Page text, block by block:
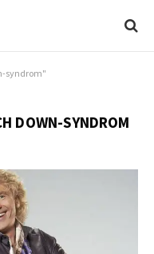
syndrom"
DOWN-SYNDROM